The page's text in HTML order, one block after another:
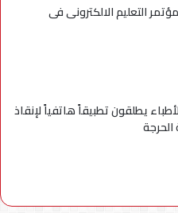
التعليم الالكترونى فى
يطلقون تطبيقاً هاتفياً لإنقاذ
الحرجة